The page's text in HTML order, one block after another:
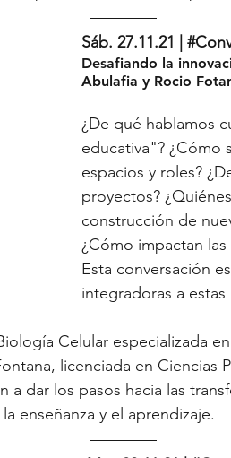
Sáb. 27.11.21 |
Desafiando la
Abulafia y Rocio
¿De qué hablamos
educativa"? ¿Cómo
espacios y roles?
proyectos?
construcción de
¿Cómo impactan
Esta conversación
integradoras a
Celular especializada
licenciada en Ciencias
a dar los pasos hacia las
enseñanza y el aprendizaje.